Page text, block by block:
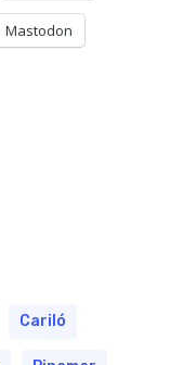
Mastodon
Cariló